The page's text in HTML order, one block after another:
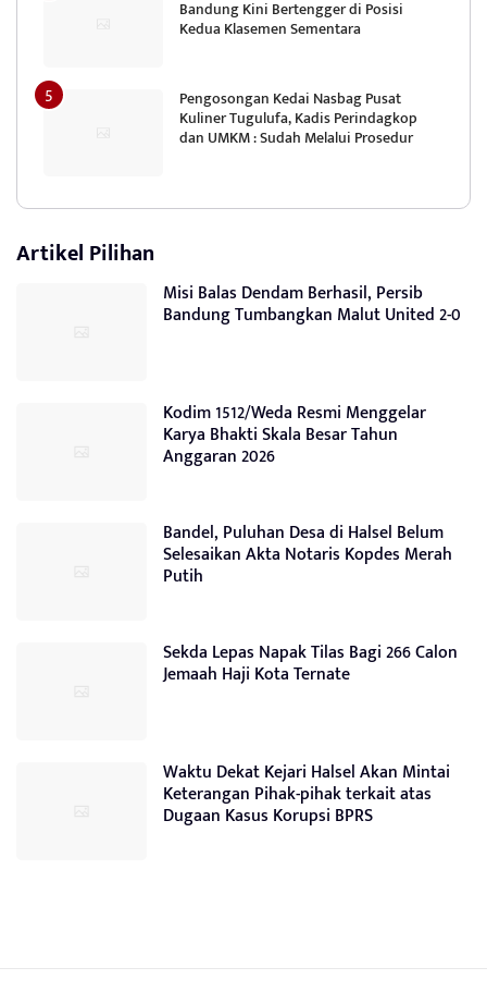
Bandung Kini Bertengger di Posisi
Kedua Klasemen Sementara
Pengosongan Kedai Nasbag Pusat
Kuliner Tugulufa, Kadis Perindagkop
dan UMKM : Sudah Melalui Prosedur
Artikel Pilihan
Misi Balas Dendam Berhasil, Persib
Bandung Tumbangkan Malut United 2-0
Kodim 1512/Weda Resmi Menggelar
Karya Bhakti Skala Besar Tahun
Anggaran 2026
Bandel, Puluhan Desa di Halsel Belum
Selesaikan Akta Notaris Kopdes Merah
Putih
Sekda Lepas Napak Tilas Bagi 266 Calon
Jemaah Haji Kota Ternate
Waktu Dekat Kejari Halsel Akan Mintai
Keterangan Pihak-pihak terkait atas
Dugaan Kasus Korupsi BPRS